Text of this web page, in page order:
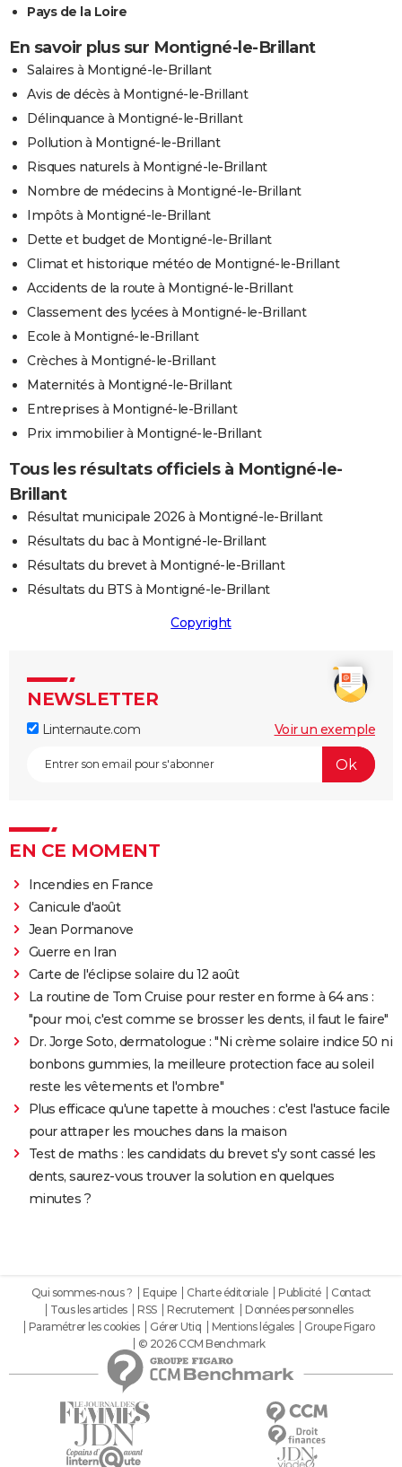
Pays de la Loire
En savoir plus sur Montigné-le-Brillant
Salaires à Montigné-le-Brillant
Avis de décès à Montigné-le-Brillant
Délinquance à Montigné-le-Brillant
Pollution à Montigné-le-Brillant
Risques naturels à Montigné-le-Brillant
Nombre de médecins à Montigné-le-Brillant
Impôts à Montigné-le-Brillant
Dette et budget de Montigné-le-Brillant
Climat et historique météo de Montigné-le-Brillant
Accidents de la route à Montigné-le-Brillant
Classement des lycées à Montigné-le-Brillant
Ecole à Montigné-le-Brillant
Crèches à Montigné-le-Brillant
Maternités à Montigné-le-Brillant
Entreprises à Montigné-le-Brillant
Prix immobilier à Montigné-le-Brillant
Tous les résultats officiels à Montigné-le-
Brillant
Résultat municipale 2026 à Montigné-le-Brillant
Résultats du bac à Montigné-le-Brillant
Résultats du brevet à Montigné-le-Brillant
Résultats du BTS à Montigné-le-Brillant
Copyright
NEWSLETTER
Linternaute.com Voir un exemple
EN CE MOMENT
Incendies en France
Canicule d'août
Jean Pormanove
Guerre en Iran
Carte de l'éclipse solaire du 12 août
La routine de Tom Cruise pour rester en forme à 64 ans :
"pour moi, c'est comme se brosser les dents, il faut le faire"
Dr. Jorge Soto, dermatologue : "Ni crème solaire indice 50 ni
bonbons gummies, la meilleure protection face au soleil
reste les vêtements et l'ombre"
Plus efficace qu'une tapette à mouches : c'est l'astuce facile
pour attraper les mouches dans la maison
Test de maths : les candidats du brevet s'y sont cassé les
dents, saurez-vous trouver la solution en quelques
minutes ?
Qui sommes-nous ? Equipe Charte éditoriale Publicité
Contact
Tous les articles
RSS Recrutement
Données personnelles
Paramétrer les cookies
Gérer Utiq Mentions légales
Groupe Figaro
© 2026 CCM Benchmark